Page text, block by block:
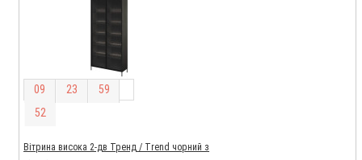
09 23 59
51
Вітрина висока 2-дв Тренд / Trend чорний з